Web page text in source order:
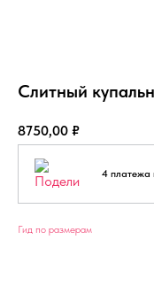
Слитный
8750,00 ₽
4 платежа
Гид по размерам